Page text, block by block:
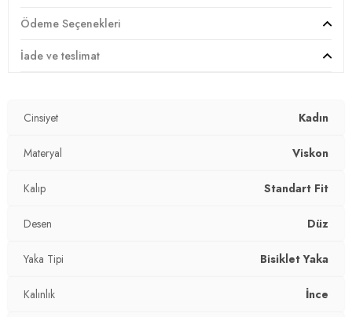
Desen:
Materyal: %95 Viskon %5 Elastan
Kumaş Tipi:
Boy:Standart
Uzunluk:
Kalınlık:
Kalıp Bilgisi:
Yaş Grubu:
Ödeme Seçenekleri
İade ve teslimat
Cinsiyet Kadın
Materyal Viskon
Kalıp Standart Fit
Desen Düz
Yaka Tipi Bisiklet Yaka
Kalınlık İnce